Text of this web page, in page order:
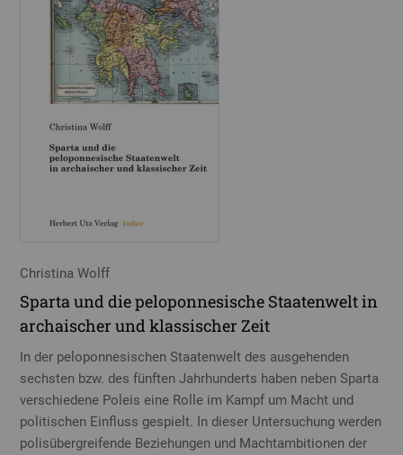
Christina Wolff
Sparta und die peloponnesische Staatenwelt in
archaischer und klassischer Zeit
In der peloponnesischen Staatenwelt des ausgehenden
sechsten bzw. des fünften Jahrhunderts haben neben Sparta
verschiedene Poleis eine Rolle im Kampf um Macht und
politischen Einfluss gespielt. In dieser Untersuchung werden
polisübergreifende Beziehungen und Machtambitionen der